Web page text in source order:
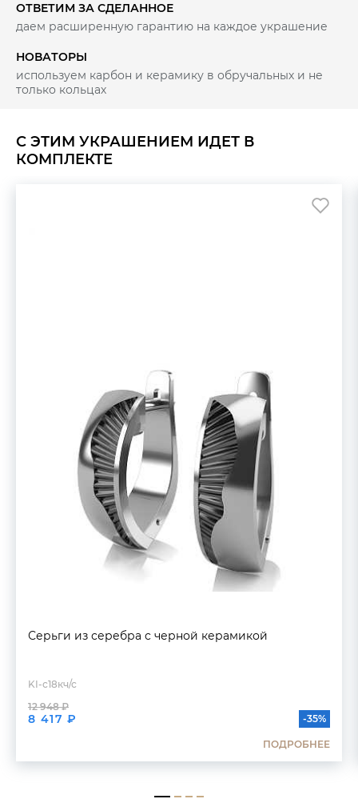
С ЭТИМ УКРАШЕНИЕМ ИДЕТ В
КОМПЛЕКТЕ
Серьги из серебра с черной керамикой
KI-с18кч/с
8 417 ₽
12 948 ₽
-35%
ПОДРОБНЕЕ
ОТВЕТИМ ЗА СДЕЛАННОЕ
даем расширенную гарантию на каждое украшение
НОВАТОРЫ
используем карбон и керамику в обручальных и не
только кольцах